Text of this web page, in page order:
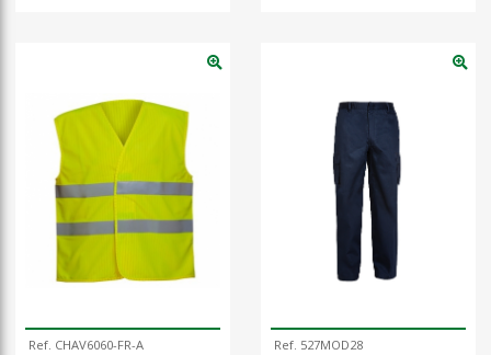
Ref. CHAV6060-FR-A Ref. 527MOD28